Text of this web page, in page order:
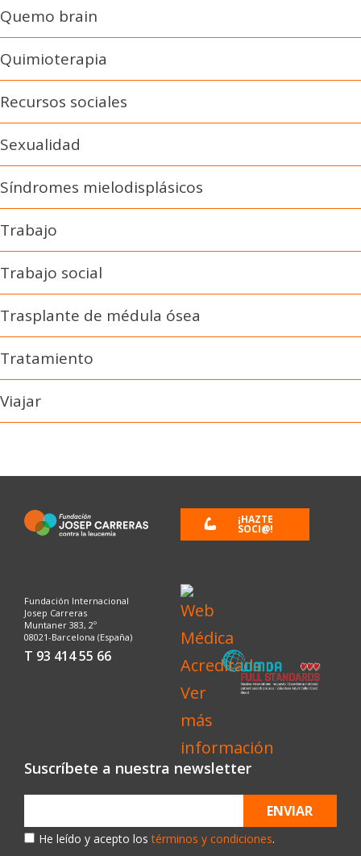
Quemo brain
Quimioterapia
Recursos sociales
Sexualidad
Síndromes mielodisplásicos
Trabajo
Trabajo social
Trasplante de médula ósea
Tratamiento
Viajar
Fundación Internacional
Josep Carreras
Muntaner 383, 2º
08021-Barcelona (España)
T 93 414 55 66
¡HAZTE
SOCI@!
Suscríbete a nuestra newsletter
He leído y acepto lostérminos y condiciones.
ENVIAR